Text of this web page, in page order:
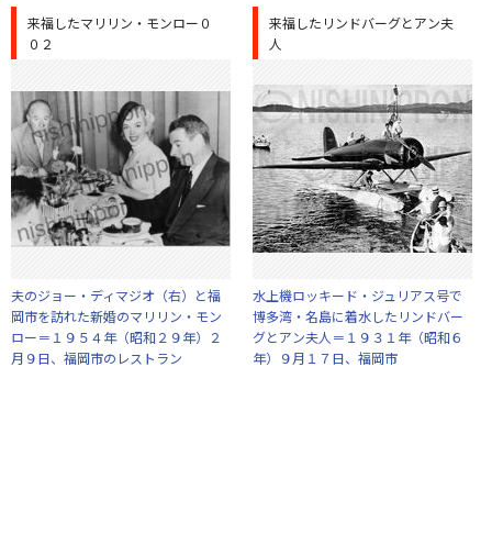
来福したマリリン・モンロー０
０２
夫のジョー・ディマジオ（右）と福
岡市を訪れた新婚のマリリン・モン
ロー＝１９５４年（昭和２９年）２
月９日、福岡市のレストラン
来福したリンドバーグとアン夫
人
水上機ロッキード・ジュリアス号で
博多湾・名島に着水したリンドバー
グとアン夫人＝１９３１年（昭和６
年）９月１７日、福岡市